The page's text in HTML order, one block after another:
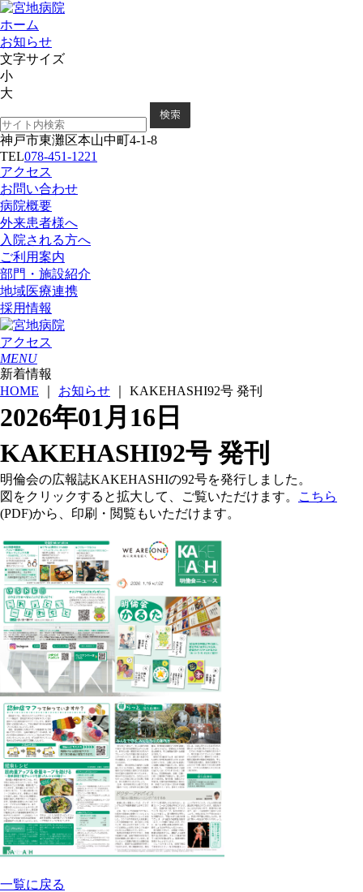
ホーム
お知らせ
文字サイズ
小
大
神戸市東灘区本山中町4-1-8
TEL078-451-1221
アクセス
お問い合わせ
病院概要
外来患者様へ
入院される方へ
ご利用案内
部門・施設紹介
地域医療連携
採用情報
アクセス
MENU
新着情報
HOME
お知らせ KAKEHASHI92号 発刊
2026年01月16日
KAKEHASHI92号 発刊
明倫会の広報誌KAKEHASHIの92号を発行しました。
図をクリックすると拡大して、ご覧いただけます。
こちら
(PDF)から、印刷・閲覧もいただけます。
一覧に戻る